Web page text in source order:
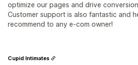
optimize our pages and drive
Customer support is also fantastic and
recommend to any e-com owner!
Cupid Intimates